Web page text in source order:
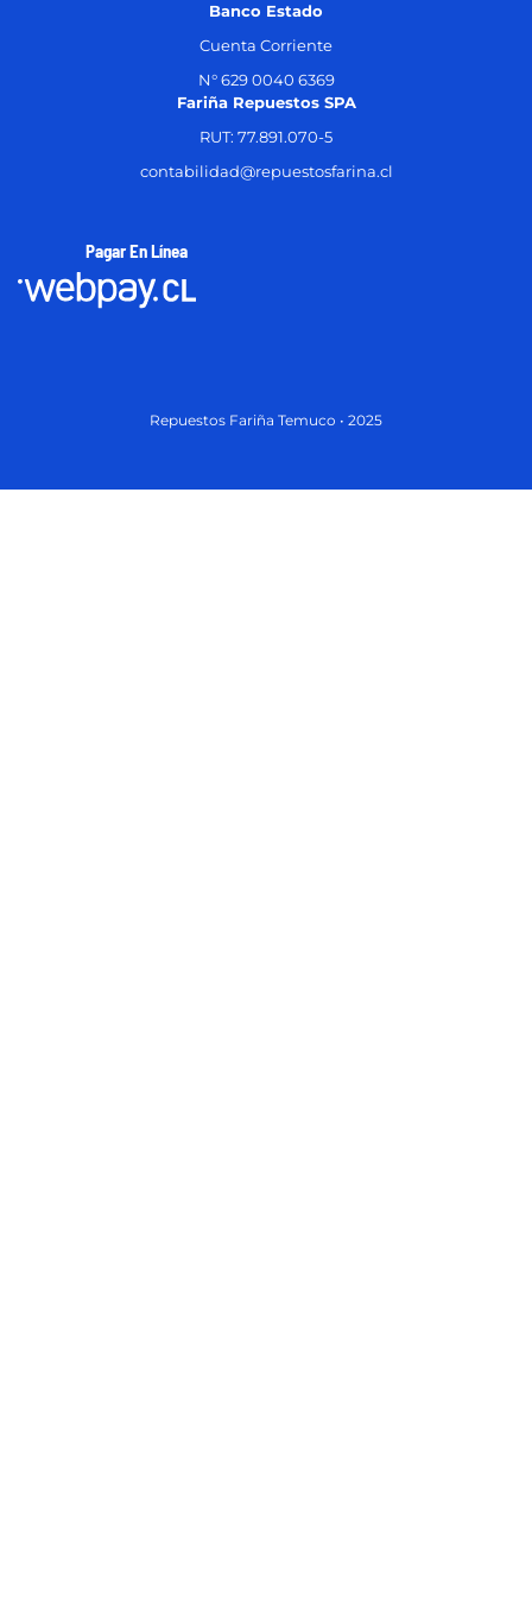
Banco Estado
Cuenta Corriente
N° 629 0040 6369
Fariña Repuestos SPA
RUT: 77.891.070-5
contabilidad@repuestosfarina.cl
Pagar En Línea
Repuestos Fariña Temuco • 2025